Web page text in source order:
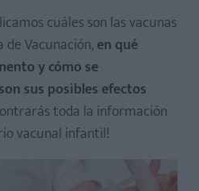
cuáles son las vacunas
de Vacunación,en qué
y cómo se
sus posibles efectos
toda la información
vacunal infantil!